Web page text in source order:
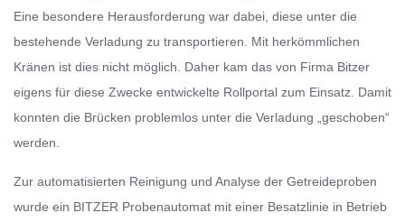
Eine besondere Herausforderung war dabei, diese unter die
bestehende Verladung zu transportieren. Mit herkömmlichen
Kränen ist dies nicht möglich. Daher kam das von Firma Bitzer
eigens für diese Zwecke entwickelte Rollportal zum Einsatz. Damit
konnten die Brücken problemlos unter die Verladung „geschoben“
werden.
Zur automatisierten Reinigung und Analyse der Getreideproben
wurde ein BITZER Probenautomat mit einer Besatzlinie in Betrieb